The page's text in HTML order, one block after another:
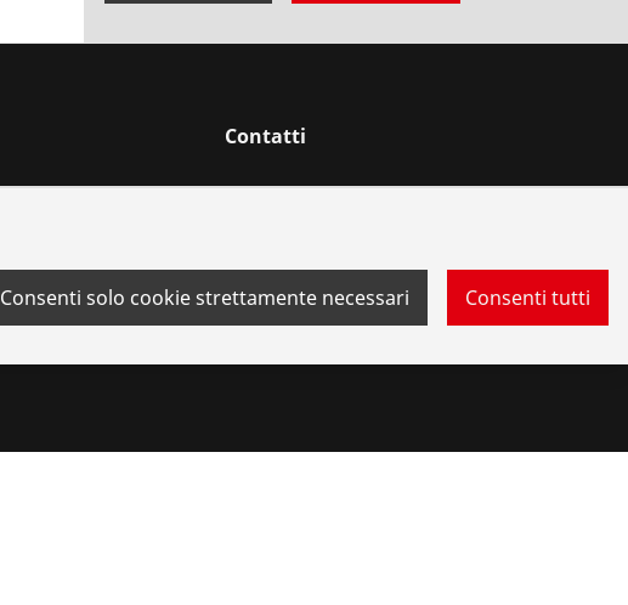
Contatti
Consenti solo cookie strettamente necessari Consenti tutti